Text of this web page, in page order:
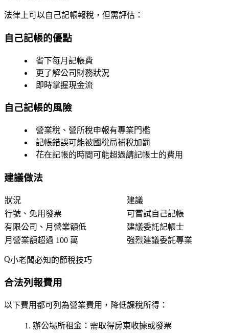
法律上可以自己記帳報稅，但需評估：
自己記帳的優點
省下每月記帳費
更了解公司財務狀況
即時掌握現金流
自己記帳的風險
營業稅、營所稅申報有專業門檻
記帳錯誤可能被國稅局補稅加罰
花在記帳的時間可能超過請記帳士的費用
建議做法
狀況
建議
行號、免用發票
可嘗試自己記帳
有限公司、月營業額低
建議委託記帳士
月營業額超過 100 萬
強烈建議委託專業
小老闆必知的節稅技巧
合法列報費用
以下費用都可列為營業費用，降低課稅所得：
辦公場所租金 ：需取得房東收據或發票